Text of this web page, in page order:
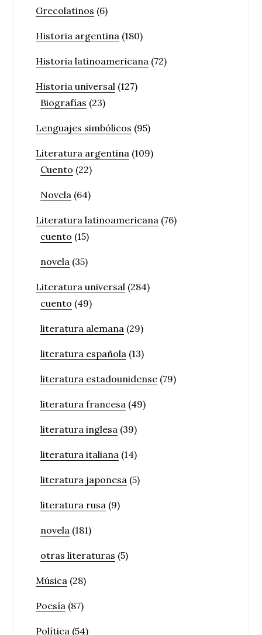
Grecolatinos (6)
Historia argentina (180)
Historia latinoamericana (72)
Historia universal (127)
Biografías (23)
Lenguajes simbólicos (95)
Literatura argentina (109)
Cuento (22)
Novela (64)
Literatura latinoamericana (76)
cuento (15)
novela (35)
Literatura universal (284)
cuento (49)
literatura alemana (29)
literatura española (13)
literatura estadounidense (79)
literatura francesa (49)
literatura inglesa (39)
literatura italiana (14)
literatura japonesa (5)
literatura rusa (9)
novela (181)
otras literaturas (5)
Música (28)
Poesía (87)
Política (54)